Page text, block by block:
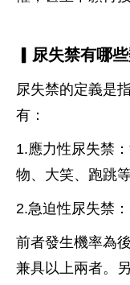
▎尿失禁有哪
尿失禁的定義是
有：
1.應力性尿失禁
物、大笑、跑跳
2.急迫性尿失禁
前者發生機率為
兼具以上兩者。